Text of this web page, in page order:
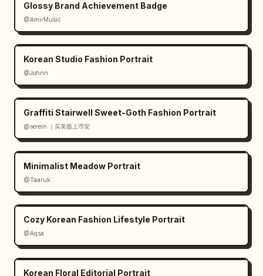
Glossy Brand Achievement Badge
@AmirMušić
Korean Studio Fashion Portrait
@Johnn
Graffiti Stairwell Sweet-Goth Fashion Portrait
@serein ｜买美股上币安
Minimalist Meadow Portrait
@Taaruk
Cozy Korean Fashion Lifestyle Portrait
@Aqsa
Korean Floral Editorial Portrait